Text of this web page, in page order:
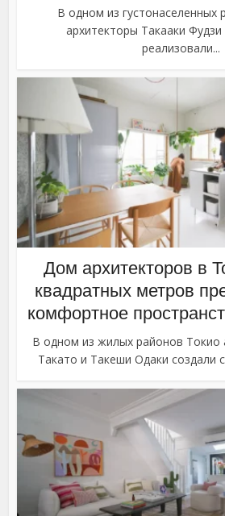
В одном из густонаселенных
архитекторы Такааки
реализовали...
Дом архитекторов в
квадратных метров
комфортное
В одном из жилых районов Токио
Такато и Такеши Одаки создали